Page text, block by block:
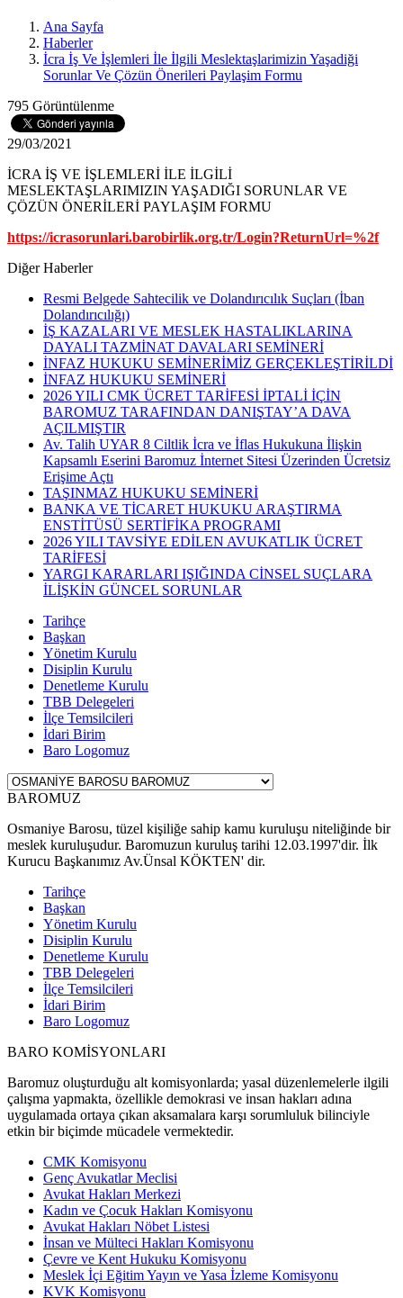
Ana Sayfa
Haberler
İcra İş Ve İşlemleri İle İlgili Meslektaşlarimizin Yaşadiği
Sorunlar Ve Çözün Önerileri Paylaşim Formu
795 Görüntülenme
29/03/2021
İCRA İŞ VE İŞLEMLERİ İLE İLGİLİ
MESLEKTAŞLARIMIZIN YAŞADIĞI SORUNLAR VE
ÇÖZÜN ÖNERİLERİ PAYLAŞIM FORMU
https://icrasorunlari.barobirlik.org.tr/Login?ReturnUrl=%2f
Diğer Haberler
Resmi Belgede Sahtecilik ve Dolandırıcılık Suçları (İban
Dolandırıcılığı)
İŞ KAZALARI VE MESLEK HASTALIKLARINA
DAYALI TAZMİNAT DAVALARI SEMİNERİ
İNFAZ HUKUKU SEMİNERİMİZ GERÇEKLEŞTİRİLDİ
İNFAZ HUKUKU SEMİNERİ
2026 YILI CMK ÜCRET TARİFESİ İPTALİ İÇİN
BAROMUZ TARAFINDAN DANIŞTAY’A DAVA
AÇILMIŞTIR
Av. Talih UYAR 8 Ciltlik İcra ve İflas Hukukuna İlişkin
Kapsamlı Eserini Baromuz İnternet Sitesi Üzerinden Ücretsiz
Erişime Açtı
TAŞINMAZ HUKUKU SEMİNERİ
BANKA VE TİCARET HUKUKU ARAŞTIRMA
ENSTİTÜSÜ SERTİFİKA PROGRAMI
2026 YILI TAVSİYE EDİLEN AVUKATLIK ÜCRET
TARİFESİ
YARGI KARARLARI IŞIĞINDA CİNSEL SUÇLARA
İLİŞKİN GÜNCEL SORUNLAR
Tarihçe
Başkan
Yönetim Kurulu
Disiplin Kurulu
Denetleme Kurulu
TBB Delegeleri
İlçe Temsilcileri
İdari Birim
Baro Logomuz
BAROMUZ
Osmaniye Barosu, tüzel kişiliğe sahip kamu kuruluşu niteliğinde bir
meslek kuruluşudur. Baromuzun kuruluş tarihi 12.03.1997'dir. İlk
Kurucu Başkanımız Av.Ünsal KÖKTEN' dir.
Tarihçe
Başkan
Yönetim Kurulu
Disiplin Kurulu
Denetleme Kurulu
TBB Delegeleri
İlçe Temsilcileri
İdari Birim
Baro Logomuz
BARO KOMİSYONLARI
Baromuz oluşturduğu alt komisyonlarda; yasal düzenlemelerle ilgili
çalışma yapmakta, özellikle demokrasi ve insan hakları adına
uygulamada ortaya çıkan aksamalara karşı sorumluluk bilinciyle
etkin bir biçimde mücadele vermektedir.
CMK Komisyonu
Genç Avukatlar Meclisi
Avukat Hakları Merkezi
Kadın ve Çocuk Hakları Komisyonu
Avukat Hakları Nöbet Listesi
İnsan ve Mülteci Hakları Komisyonu
Çevre ve Kent Hukuku Komisyonu
Meslek İçi Eğitim Yayın ve Yasa İzleme Komisyonu
KVK Komisyonu